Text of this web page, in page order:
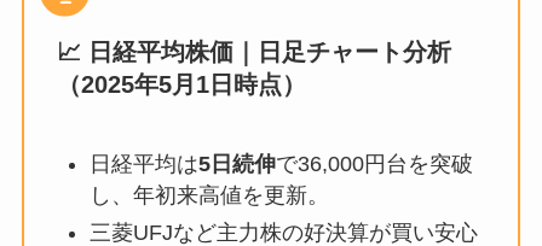
📈 日経平均株価｜日足チャート分析
（2025年5月1日時点）
日経平均は5日続伸で36,000円台を突破
し、年初来高値を更新。
三菱UFJなど主力株の好決算が買い安心